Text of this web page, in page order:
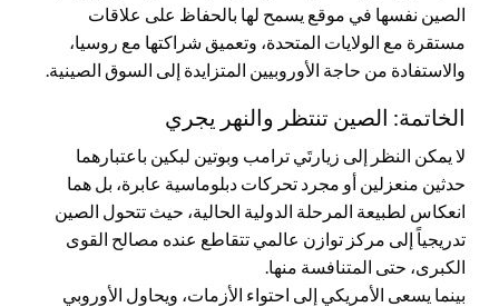
الصين نفسها في موقع يسمح لها بالحفاظ على علاقات
مستقرة مع الولايات المتحدة، وتعميق شراكتها مع روسيا،
والاستفادة من حاجة الأوروبيين المتزايدة إلى السوق الصينية.
الخاتمة: الصين تنتظر والنهر يجري
لا يمكن النظر إلى زيارتَي ترامب وبوتين لبكين باعتبارهما
حدثين منعزلين أو مجرد تحركات دبلوماسية عابرة، بل هما
انعكاس لطبيعة المرحلة الدولية الحالية، حيث تتحول الصين
تدريجياً إلى مركز توازن عالمي تتقاطع عنده مصالح القوى
الكبرى، حتى المتنافسة منها.
بينما يسعى الأمريكي إلى احتواء الأزمات، ويحاول الأوروبي